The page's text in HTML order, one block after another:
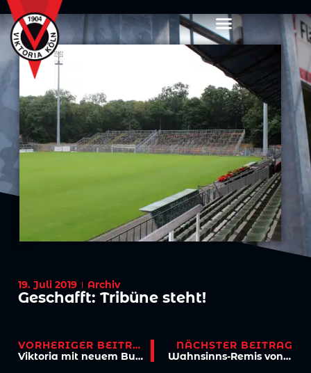
19. Juli 2019 Archiv
Geschafft: Tribüne steht!
VORHERIGER BEITRAG
Viktoria mit neuem Bus nach Rostock
NÄCHSTER BEITRAG
Wahnsinns-Remis von Viktoria in Rostock